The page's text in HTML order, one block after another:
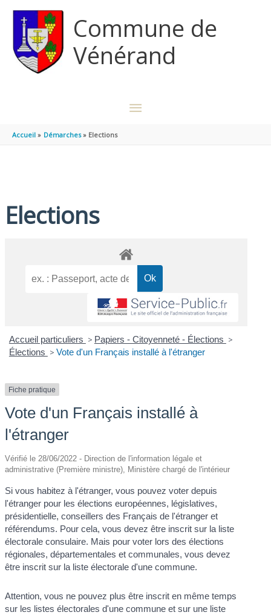
Commune de
Vénérand
MENU
Accueil Démarches Elections
Elections
Accueil particuliers > Papiers - Citoyenneté - Élections >
Élections > Vote d'un Français installé à l'étranger
Fiche pratique
Vote d'un Français installé à
l'étranger
Vérifié le 28/06/2022 - Direction de l'information légale et
administrative (Première ministre), Ministère chargé de l'intérieur
Si vous habitez à l'étranger, vous pouvez voter depuis
l'étranger pour les élections européennes, législatives,
présidentielle, conseillers des Français de l'étranger et
référendums. Pour cela, vous devez être inscrit sur la liste
électorale consulaire. Mais pour voter lors des élections
régionales, départementales et communales, vous devez
être inscrit sur la liste électorale d'une commune.
Attention, vous ne pouvez plus être inscrit en même temps
sur les listes électorales d'une commune et sur une liste